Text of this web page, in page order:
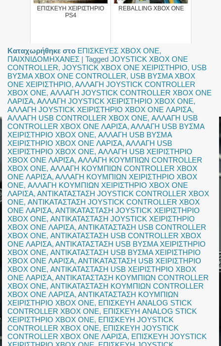
ΕΠΙΣΚΕΥΗ ΧΕΙΡΙΣΤΗΡΙΟ
PS4
REBALLING XBOX ONE
Καταχωρήθηκε στο ΕΠΙΣΚΕΥΕΣ XBOX ONE,
ΠΑΙΧΝΙΔΟΜΗΧΑΝΕΣ |Tagged JOYSTICK XBOX ONE
CONTROLLER,JOYSTICK XBOX ONE ΧΕΙΡΙΣΤΗΡΙΟ, USB
ΒΥΣΜΑ XBOX ONE CONTROLLER, USB ΒΥΣΜΑ XBOX
ONE ΧΕΙΡΙΣΤΗΡΙΟ,ΑΛΛΑΓΗ JOYSTICK CONTROLLER
XBOX ONE,ΑΛΛΑΓΗ JOYSTICK CONTROLLER XBOX ONE
ΛΑΡΙΣΑ,ΑΛΛΑΓΗ JOYSTICK ΧΕΙΡΙΣΤΗΡΙΟ XBOX ONE,
ΑΛΛΑΓΗ JOYSTICK ΧΕΙΡΙΣΤΗΡΙΟ XBOX ONE ΛΑΡΙΣΑ,
ΑΛΛΑΓΗ USB CONTROLLER XBOX ONE,ΑΛΛΑΓΗ USB
CONTROLLER XBOX ONE ΛΑΡΙΣΑ,ΑΛΛΑΓΗ USB ΒΥΣΜΑ
ΧΕΙΡΙΣΤΗΡΙΟ XBOX ONE,ΑΛΛΑΓΗ USB ΒΥΣΜΑ
ΧΕΙΡΙΣΤΗΡΙΟ XBOX ONE ΛΑΡΙΣΑ,ΑΛΛΑΓΗ USB
ΧΕΙΡΙΣΤΗΡΙΟ XBOX ONE,ΑΛΛΑΓΗ USB ΧΕΙΡΙΣΤΗΡΙΟ
XBOX ONE ΛΑΡΙΣΑ,ΑΛΛΑΓΗ ΚΟΥΜΠΙΩΝ CONTROLLER
XBOX ONE,ΑΛΛΑΓΗ ΚΟΥΜΠΙΩΝ CONTROLLER XBOX
ONE ΛΑΡΙΣΑ,ΑΛΛΑΓΗ ΚΟΥΜΠΙΩΝ ΧΕΙΡΙΣΤΗΡΙΟ XBOX
ONE,ΑΛΛΑΓΗ ΚΟΥΜΠΙΩΝ ΧΕΙΡΙΣΤΗΡΙΟ XBOX ONE
ΛΑΡΙΣΑ,ΑΝΤΙΚΑΤΑΣΤΑΣΗ JOYSTICK CONTROLLER XBOX
ONE,ΑΝΤΙΚΑΤΑΣΤΑΣΗ JOYSTICK CONTROLLER XBOX
ONE ΛΑΡΙΣΑ,ΑΝΤΙΚΑΤΑΣΤΑΣΗ JOYSTICK ΧΕΙΡΙΣΤΗΡΙΟ
XBOX ONE,ΑΝΤΙΚΑΤΑΣΤΑΣΗ JOYSTICK ΧΕΙΡΙΣΤΗΡΙΟ
XBOX ONE ΛΑΡΙΣΑ,ΑΝΤΙΚΑΤΑΣΤΑΣΗ USB CONTROLLER
XBOX ONE,ΑΝΤΙΚΑΤΑΣΤΑΣΗ USB CONTROLLER XBOX
ONE ΛΑΡΙΣΑ,ΑΝΤΙΚΑΤΑΣΤΑΣΗ USB ΒΥΣΜΑ ΧΕΙΡΙΣΤΗΡΙΟ
XBOX ONE,ΑΝΤΙΚΑΤΑΣΤΑΣΗ USB ΒΥΣΜΑ ΧΕΙΡΙΣΤΗΡΙΟ
XBOX ONE ΛΑΡΙΣΑ,ΑΝΤΙΚΑΤΑΣΤΑΣΗ USB ΧΕΙΡΙΣΤΗΡΙΟ
XBOX ONE,ΑΝΤΙΚΑΤΑΣΤΑΣΗ USB ΧΕΙΡΙΣΤΗΡΙΟ XBOX
ONE ΛΑΡΙΣΑ,ΑΝΤΙΚΑΤΑΣΤΑΣΗ ΚΟΥΜΠΙΩΝ CONTROLLER
XBOX ONE,ΑΝΤΙΚΑΤΑΣΤΑΣΗ ΚΟΥΜΠΙΩΝ CONTROLLER
XBOX ONE ΛΑΡΙΣΑ,ΑΝΤΙΚΑΤΑΣΤΑΣΗ ΚΟΥΜΠΙΩΝ
ΧΕΙΡΙΣΤΗΡΙΟ XBOX ONE, ΕΠΙΣΚΕΥΗ ANALOG STICK
CONTROLLER XBOX ONE, ΕΠΙΣΚΕΥΗ ANALOG STICK
ΧΕΙΡΙΣΤΗΡΙΟ XBOX ONE, ΕΠΙΣΚΕΥΗ JOYSTICK
CONTROLLER XBOX ONE, ΕΠΙΣΚΕΥΗ JOYSTICK
CONTROLLER XBOX ONE ΛΑΡΙΣΑ, ΕΠΙΣΚΕΥΗ JOYSTICK